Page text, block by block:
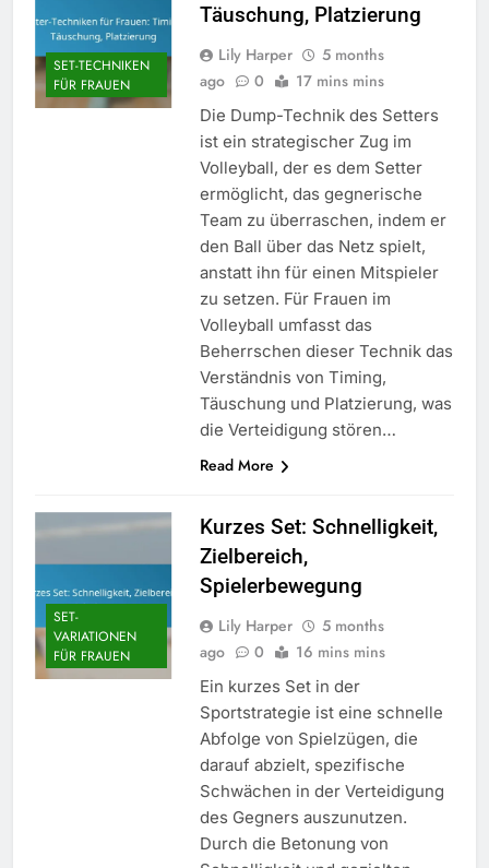
SET-TECHNIKEN
FÜR FRAUEN
Täuschung, Platzierung
Lily Harper
5 months
ago
0 17 mins mins
Die Dump-Technik des Setters
ist ein strategischer Zug im
Volleyball, der es dem Setter
ermöglicht, das gegnerische
Team zu überraschen, indem er
den Ball über das Netz spielt,
anstatt ihn für einen Mitspieler
zu setzen. Für Frauen im
Volleyball umfasst das
Beherrschen dieser Technik das
Verständnis von Timing,
Täuschung und Platzierung, was
die Verteidigung stören…
Read More
SET-
VARIATIONEN
FÜR FRAUEN
Kurzes Set: Schnelligkeit,
Zielbereich,
Spielerbewegung
Lily Harper
5 months
ago
0 16 mins mins
Ein kurzes Set in der
Sportstrategie ist eine schnelle
Abfolge von Spielzügen, die
darauf abzielt, spezifische
Schwächen in der Verteidigung
des Gegners auszunutzen.
Durch die Betonung von